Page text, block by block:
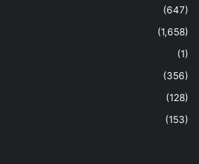
(647)
(1,658)
(1)
(356)
(128)
(153)